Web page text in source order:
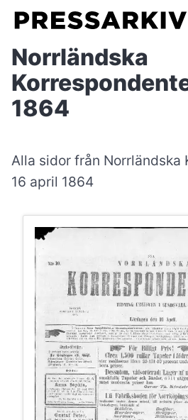
Norrländska
1864
Alla sidor från Norrländska
16 april 1864